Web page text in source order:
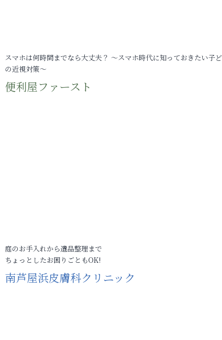
スマホは何時間までなら大丈夫？ ～スマホ時代に知っておきたい子
の近視対策～
便利屋ファースト
庭のお手入れから遺品整理まで
ちょっとしたお困りごともOK!
南芦屋浜皮膚科クリニック